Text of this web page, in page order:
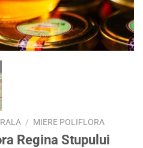
/ MIERE POLIFLORA
Regina Stupului